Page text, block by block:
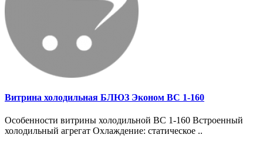
Витрина холодильная БЛЮЗ Эконом ВС 1-160
Особенности витрины холодильной ВС 1-160 Встроенный
холодильный агрегат Охлаждение: статическое ..